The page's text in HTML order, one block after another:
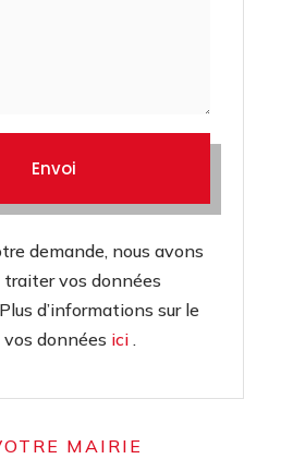
Envoi
demande, nous avons
traiter vos données
d’informations sur le
données ici.
MAIRIE